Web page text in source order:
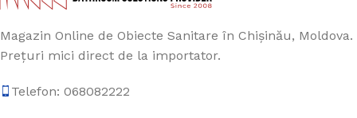
Magazin Online de Obiecte Sanitare în Chișinău, Moldova.
Prețuri mici direct de la importator.
Telefon: 068082222